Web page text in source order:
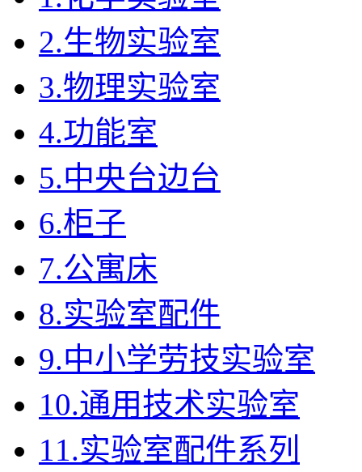
2.生物实验室
3.物理实验室
4.功能室
5.中央台边台
6.柜子
7.公寓床
8.实验室配件
9.中小学劳技实验室
10.通用技术实验室
11.实验室配件系列